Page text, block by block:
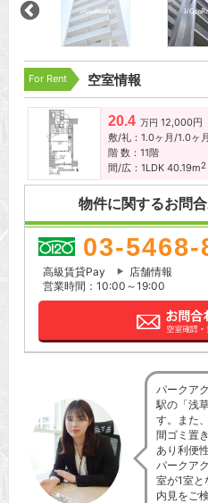
For Rent 空室情報
20.4 万円 12,000円
敷/礼：1.0ヶ月/1.0ヶ月
階 数：11階
間/広：1LDK 40.19m2
物件に関するお問
03-5468-
高級賃貸Pay
店舗情報
営業時間：10:00～19:00
パークア
駅の「浅
す。また
間ゴミ置
あり利便
パークア
室が1室と
内見をご